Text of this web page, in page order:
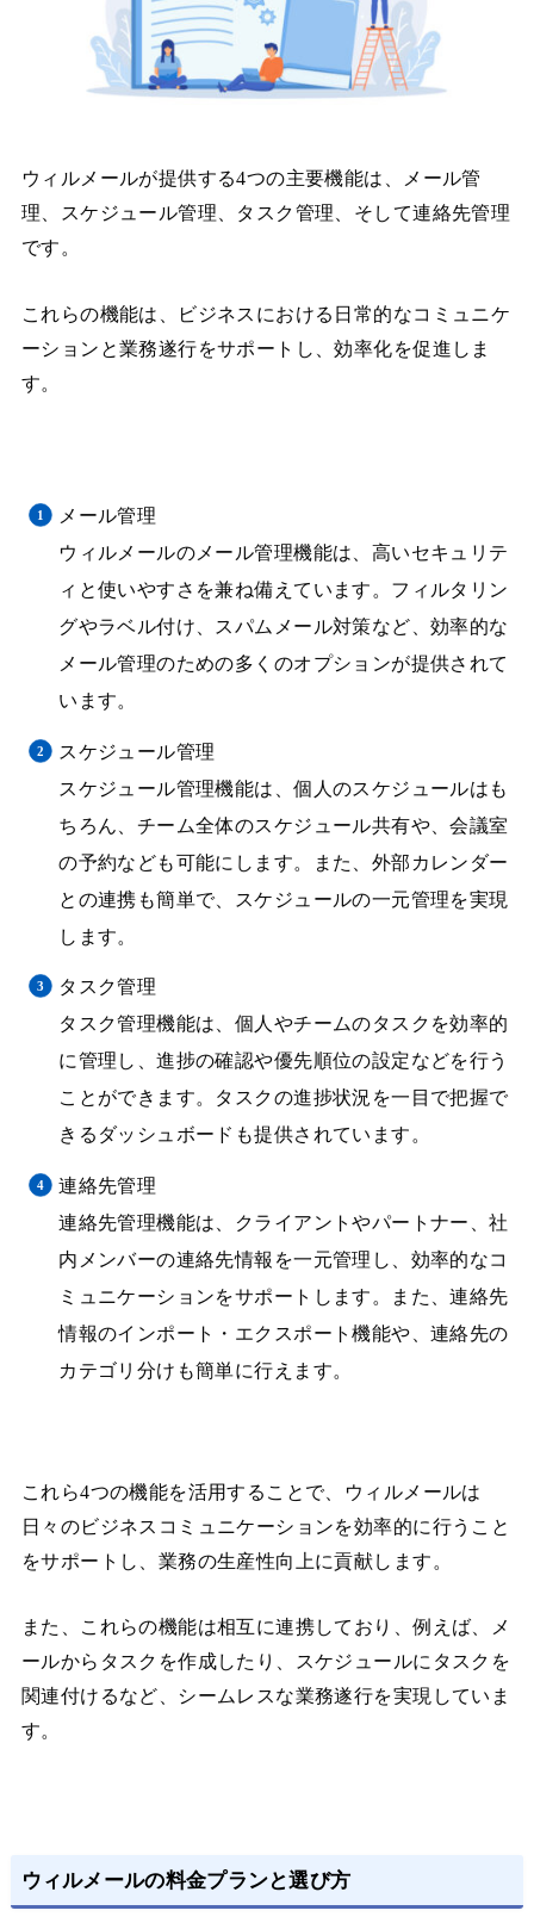
ウィルメールが提供する4つの主要機能は、メール管
理、スケジュール管理、タスク管理、そして連絡先管理
です。
これらの機能は、ビジネスにおける日常的なコミュニケ
ーションと業務遂行をサポートし、効率化を促進しま
す。
メール管理
ウィルメールのメール管理機能は、高いセキュリテ
ィと使いやすさを兼ね備えています。フィルタリン
グやラベル付け、スパムメール対策など、効率的な
メール管理のための多くのオプションが提供されて
います。
スケジュール管理
スケジュール管理機能は、個人のスケジュールはも
ちろん、チーム全体のスケジュール共有や、会議室
の予約なども可能にします。また、外部カレンダー
との連携も簡単で、スケジュールの一元管理を実現
します。
タスク管理
タスク管理機能は、個人やチームのタスクを効率的
に管理し、進捗の確認や優先順位の設定などを行う
ことができます。タスクの進捗状況を一目で把握で
きるダッシュボードも提供されています。
連絡先管理
連絡先管理機能は、クライアントやパートナー、社
内メンバーの連絡先情報を一元管理し、効率的なコ
ミュニケーションをサポートします。また、連絡先
情報のインポート・エクスポート機能や、連絡先の
カテゴリ分けも簡単に行えます。
これら4つの機能を活用することで、ウィルメールは
日々のビジネスコミュニケーションを効率的に行うこと
をサポートし、業務の生産性向上に貢献します。
また、これらの機能は相互に連携しており、例えば、メ
ールからタスクを作成したり、スケジュールにタスクを
関連付けるなど、シームレスな業務遂行を実現していま
す。
ウィルメールの料金プランと選び方